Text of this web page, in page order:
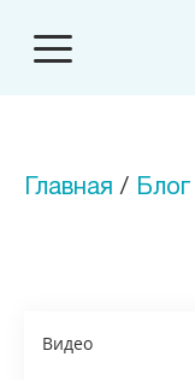
Главная / Блог
Видео